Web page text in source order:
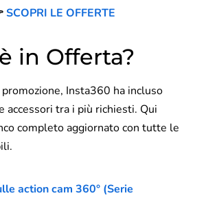
SCOPRI LE OFFERTE
in Offerta?
Insta360 ha incluso
accessori tra i più richiesti. Qui
completo aggiornato con tutte le
action cam 360° (Serie